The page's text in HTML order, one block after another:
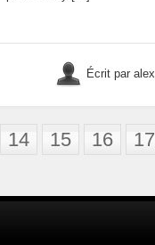
Écrit par
14 15 16 17